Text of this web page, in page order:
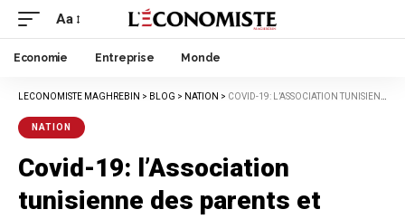
Aa
Economie Entreprise Monde
LECONOMISTE MAGHREBIN > BLOG > NATION > COVID-19: L’ASSOCIATION TUNISIENNE DES PARENTS ET ÉLÈVES APPELLE AU RESPECT DES DÉCISIONS DES MINISTÈRES DE L’EDUCATION ET DE LA SANTÉ
NATION
Covid-19: l’Association
tunisienne des parents et